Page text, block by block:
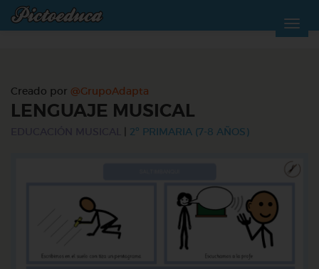
Creado por @GrupoAdapta
LENGUAJE MUSICAL
2º PRIMARIA (7-8 AÑOS)